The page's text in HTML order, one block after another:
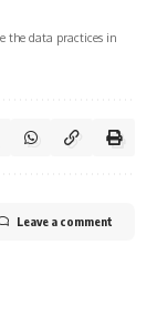
the data practices in
Leave a comment